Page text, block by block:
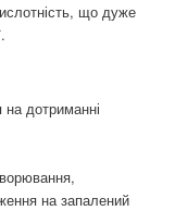
що дуже
на дотриманні
на запалений